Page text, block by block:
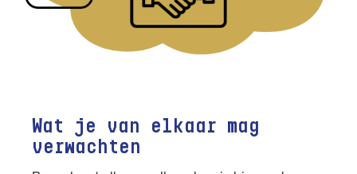
Wat je van elkaar mag
verwachten